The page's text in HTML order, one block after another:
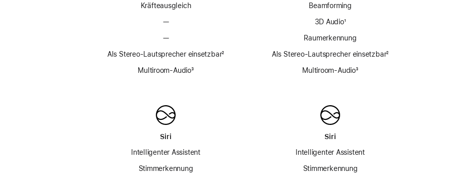
Kräfteausgleich
—
—
Als Stereo-Lautsprecher einsetzbarFußnote
²
Multiroom-AudioFußnote
³
Siri
Intelligenter Assistent
Stimmerkennung
Beamforming
3D AudioFußnote
¹
Raumerkennung
Als Stereo-Lautsprecher einsetzbarFußnote
²
Multiroom-AudioFußnote
³
Siri
Intelligenter Assistent
Stimmerkennung